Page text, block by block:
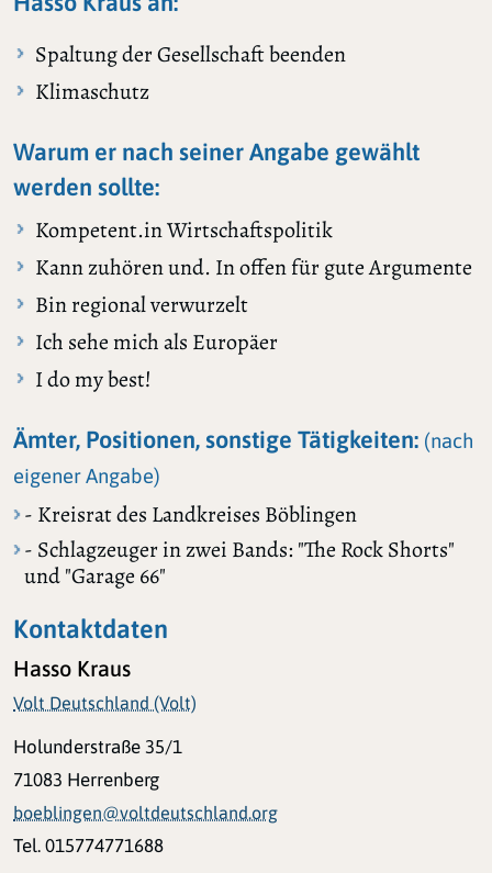
Spaltung der Gesellschaft beenden
Klimaschutz
Warum er nach seiner Angabe gewählt
werden sollte:
Kompetent.in Wirtschaftspolitik
Kann zuhören und. In offen für gute Argumente
Bin regional verwurzelt
Ich sehe mich als Europäer
I do my best!
Ämter, Positionen, sonstige Tätigkeiten: (nach
eigener Angabe)
- Kreisrat des Landkreises Böblingen
- Schlagzeuger in zwei Bands: "The Rock Shorts"
und "Garage 66"
Kontaktdaten
Hasso Kraus
Volt Deutschland (Volt)
Holunderstraße 35/1
71083 Herrenberg
boeblingen@voltdeutschland.org
Tel. 015774771688